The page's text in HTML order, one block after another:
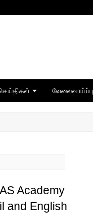
வேலைவாய்ப்பு
Academy
and English